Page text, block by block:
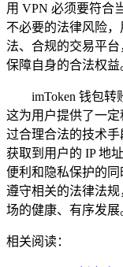
用 VPN 必须要符合
不必要的法律风险
法、合规的交易平
保障自身的合法权益
imToken 钱包转
这为用户提供了一
过合理合法的技术
获取到用户的 IP 地
便利和隐私保护的
遵守相关的法律法
场的健康、有序发展
相关阅读：